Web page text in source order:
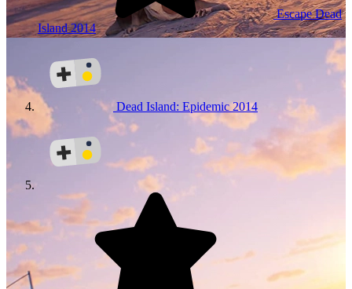
Escape Dead
Island2014
Dead Island: Epidemic2014